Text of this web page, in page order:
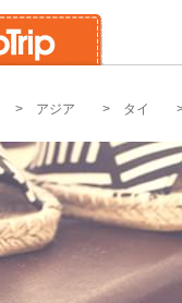
アジア タイ